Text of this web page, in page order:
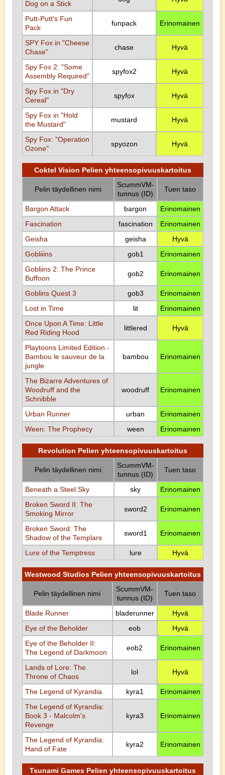
Dog on a Stick
Putt-Putt's Fun
Pack
funpack Erinomainen
SPY Fox in "Cheese
Chase"
chase Hyvä
Spy Fox 2: "Some
Assembly Required"
spyfox2 Hyvä
Spy Fox in "Dry
Cereal"
spyfox Hyvä
Spy Fox in "Hold
the Mustard"
mustard Hyvä
Spy Fox: "Operation
Ozone"
spyozon Hyvä
Coktel Vision Pelien yhteensopivuuskartoitus
Pelin täydellinen nimi
ScummVM-
tunnus (ID)
Tuen taso
Bargon Attack bargon
Erinomainen
Fascination
fascination
Erinomainen
Geisha
geisha
Hyvä
Gobliiins
gob1
Erinomainen
Gobliins 2: The Prince
Buffoon
gob2 Erinomainen
Goblins Quest 3 gob3
Erinomainen
Lost in Time
lit
Erinomainen
Once Upon A Time: Little
Red Riding Hood
littlered Hyvä
Playtoons Limited Edition -
Bambou le sauveur de la
jungle
bambou Erinomainen
The Bizarre Adventures of
Woodruff and the
Schnibble
woodruff Erinomainen
Urban Runner urban
Erinomainen
Ween: The Prophecy
ween Erinomainen
Revolution Pelien yhteensopivuuskartoitus
Pelin täydellinen nimi
ScummVM-
tunnus (ID)
Tuen taso
Beneath a Steel Sky sky
Erinomainen
Broken Sword II: The
Smoking Mirror
sword2 Erinomainen
Broken Sword: The
Shadow of the Templars
sword1 Erinomainen
Lure of the Temptress lure Hyvä
Westwood Studios Pelien yhteensopivuuskartoitus
Pelin täydellinen nimi
ScummVM-
tunnus (ID)
Tuen taso
Blade Runner bladerunner
Hyvä
Eye of the Beholder
eob
Hyvä
Eye of the Beholder II:
The Legend of Darkmoon
eob2 Erinomainen
Lands of Lore: The
Throne of Chaos
lol Hyvä
The Legend of Kyrandia kyra1
Erinomainen
The Legend of Kyrandia:
Book 3 - Malcolm's
Revenge
kyra3 Erinomainen
The Legend of Kyrandia:
Hand of Fate
kyra2 Erinomainen
Tsunami Games Pelien yhteensopivuuskartoitus